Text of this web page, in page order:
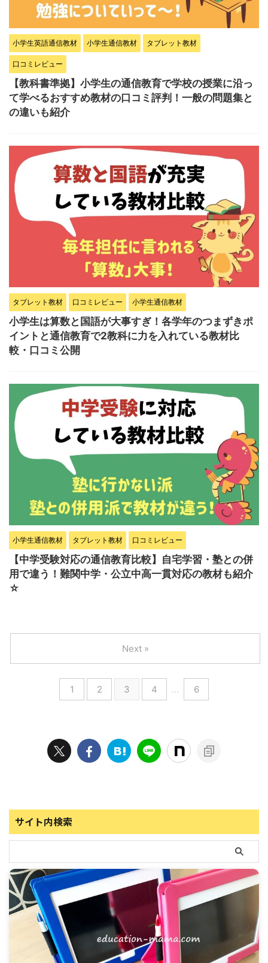
小学生英語通信教材 小学生通信教材 タブレット教材
口コミレビュー
【教科書準拠】小学生の通信教育で学校の授業に沿っ
て学べるおすすめ教材の口コミ評判！一般の問題集と
の違いも紹介
タブレット教材 口コミレビュー 小学生通信教材
小学生は算数と国語が大事すぎ！各学年のつまずきポ
イントと通信教育で2教科に力を入れている教材比
較・口コミ公開
小学生通信教材 タブレット教材 口コミレビュー
【中学受験対応の通信教育比較】自宅学習・塾との併
用で違う！難関中学・公立中高一貫対応の教材も紹介
☆
1 2 3 4 … 6
Next »
サイト内検索